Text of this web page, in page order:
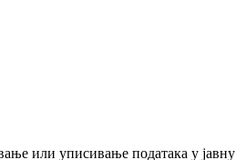
или уписивање података у јавну